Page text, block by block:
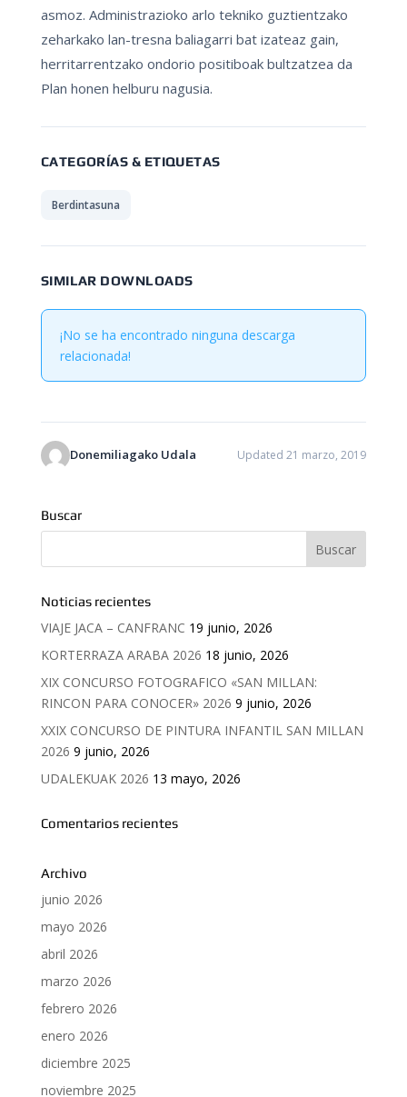
asmoz. Administrazioko arlo tekniko guztientzako
zeharkako lan-tresna baliagarri bat izateaz gain,
herritarrentzako ondorio positiboak bultzatzea da
Plan honen helburu nagusia.
CATEGORÍAS & ETIQUETAS
Berdintasuna
SIMILAR DOWNLOADS
¡No se ha encontrado ninguna descarga
relacionada!
Donemiliagako Udala Updated 21 marzo, 2019
Buscar
Noticias recientes
VIAJE JACA – CANFRANC 19 junio, 2026
KORTERRAZA ARABA 2026 18 junio, 2026
XIX CONCURSO FOTOGRAFICO «SAN MILLAN:
RINCON PARA CONOCER» 2026 9 junio, 2026
XXIX CONCURSO DE PINTURA INFANTIL SAN MILLAN
2026 9 junio, 2026
UDALEKUAK 2026 13 mayo, 2026
Comentarios recientes
Archivo
junio 2026
mayo 2026
abril 2026
marzo 2026
febrero 2026
enero 2026
diciembre 2025
noviembre 2025